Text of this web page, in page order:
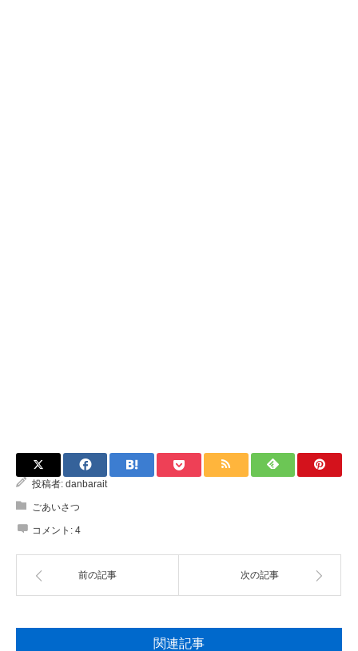
投稿者: danbarait
ごあいさつ
コメント: 4
前の記事 次の記事
関連記事